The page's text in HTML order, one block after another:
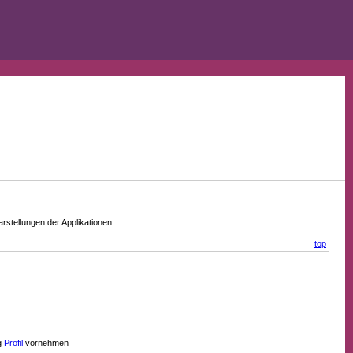
der Applikationen
top
Profil vornehmen